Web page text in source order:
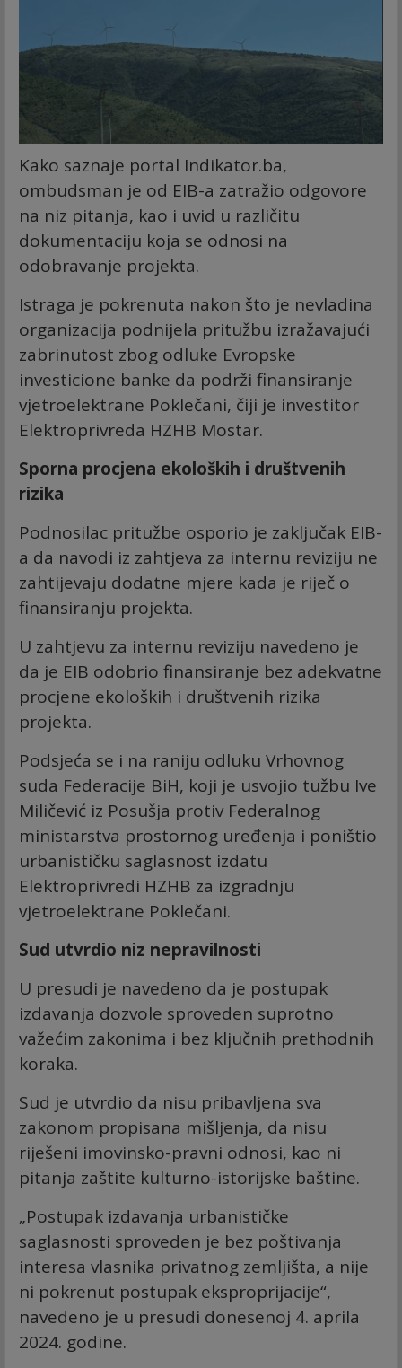
Kako saznaje portal Indikator.ba,
ombudsman je od EIB-a zatražio odgovore
na niz pitanja, kao i uvid u različitu
dokumentaciju koja se odnosi na
odobravanje projekta.
Istraga je pokrenuta nakon što je nevladina
organizacija podnijela pritužbu izražavajući
zabrinutost zbog odluke Evropske
investicione banke da podrži finansiranje
vjetroelektrane Poklečani, čiji je investitor
Elektroprivreda HZHB Mostar.
Sporna procjena ekoloških i društvenih
rizika
Podnosilac pritužbe osporio je zaključak EIB-
a da navodi iz zahtjeva za internu reviziju ne
zahtijevaju dodatne mjere kada je riječ o
finansiranju projekta.
U zahtjevu za internu reviziju navedeno je
da je EIB odobrio finansiranje bez adekvatne
procjene ekoloških i društvenih rizika
projekta.
Podsjeća se i na raniju odluku Vrhovnog
suda Federacije BiH, koji je usvojio tužbu Ive
Miličević iz Posušja protiv Federalnog
ministarstva prostornog uređenja i poništio
urbanističku saglasnost izdatu
Elektroprivredi HZHB za izgradnju
vjetroelektrane Poklečani.
Sud utvrdio niz nepravilnosti
U presudi je navedeno da je postupak
izdavanja dozvole sproveden suprotno
važećim zakonima i bez ključnih prethodnih
koraka.
Sud je utvrdio da nisu pribavljena sva
zakonom propisana mišljenja, da nisu
riješeni imovinsko-pravni odnosi, kao ni
pitanja zaštite kulturno-istorijske baštine.
„Postupak izdavanja urbanističke
saglasnosti sproveden je bez poštivanja
interesa vlasnika privatnog zemljišta, a nije
ni pokrenut postupak eksproprijacije“,
navedeno je u presudi donesenoj 4. aprila
2024. godine.